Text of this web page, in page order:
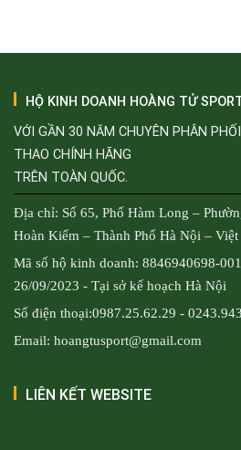
HỘ KINH DOANH HOÀNG TỬ
VỚI GẦN 30 NĂM CHUYÊN PHÂN
THAO CHÍNH HÃNG
TRÊN TOÀN QUỐC.
Địa chỉ: Số 65, Phố Hàm Long –
Hoàn Kiếm – Thành Phố Hà Nội – Việt
Mã số hộ kinh doanh: 8846940698-
26/09/2023 - Tại sở kế hoạch Hà Nội
Số điện thoại:0987.25.62.29 -
Email: hoangtusport@gmail.com
LIÊN KẾT WEBSITE